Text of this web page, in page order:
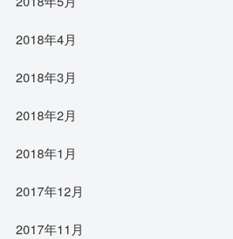
2018年4月
2018年3月
2018年2月
2018年1月
2017年12月
2017年11月